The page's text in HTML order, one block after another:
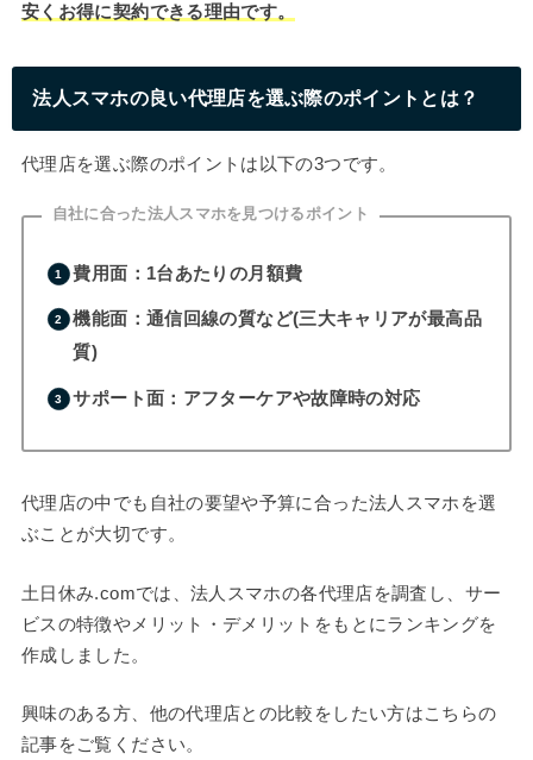
安くお得に契約できる理由です。
法人スマホの良い代理店を選ぶ際のポイントとは？
代理店を選ぶ際のポイントは以下の3つです。
自社に合った法人スマホを見つけるポイント
費用面：1台あたりの月額費
機能面：通信回線の質など(三大キャリアが最高品
質)
サポート面：アフターケアや故障時の対応
代理店の中でも自社の要望や予算に合った法人スマホを選
ぶことが大切です。
土日休み.comでは、法人スマホの各代理店を調査し、サー
ビスの特徴やメリット・デメリットをもとにランキングを
作成しました。
興味のある方、他の代理店との比較をしたい方はこちらの
記事をご覧ください。